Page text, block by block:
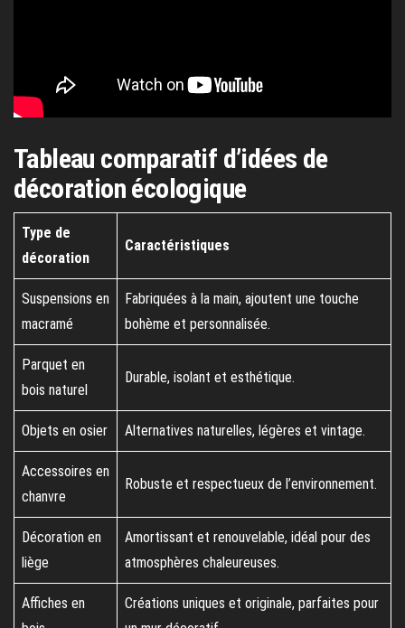
Tableau comparatif d’idées de
décoration écologique
Type de
décoration
Caractéristiques
Suspensions en
macramé
Fabriquées à la main, ajoutent une touche
bohème et personnalisée.
Parquet en
bois naturel
Durable, isolant et esthétique.
Objets en osier Alternatives naturelles, légères et vintage.
Accessoires en
chanvre
Robuste et respectueux de l’environnement.
Décoration en
liège
Amortissant et renouvelable, idéal pour des
atmosphères chaleureuses.
Affiches en
Créations uniques et originale, parfaites pour